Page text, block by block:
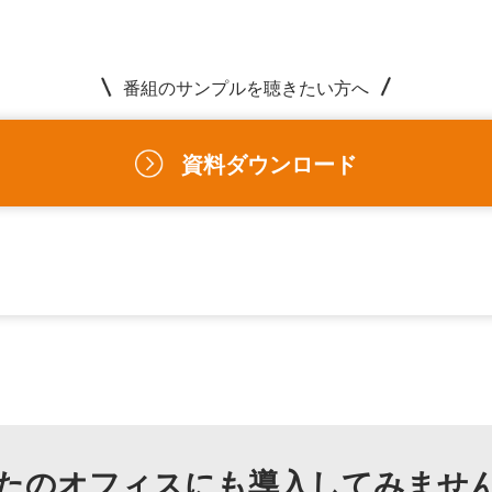
番組のサンプルを聴きたい方へ
資料ダウンロード